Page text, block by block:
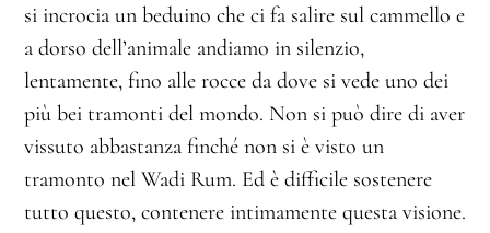
si incrocia un beduino che ci fa salire sul cammello e
a dorso dell’animale andiamo in silenzio,
lentamente, fino alle rocce da dove si vede uno dei
più bei tramonti del mondo. Non si può dire di aver
vissuto abbastanza finché non si è visto un
tramonto nel Wadi Rum. Ed è difficile sostenere
tutto questo, contenere intimamente questa visione.